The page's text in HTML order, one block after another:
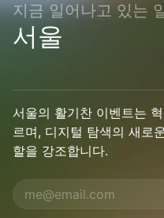
지금 일어나고 있는
서울
서울의 활기찬 이벤트는
르며, 디지털 탐색의 새로
할을 강조합니다.